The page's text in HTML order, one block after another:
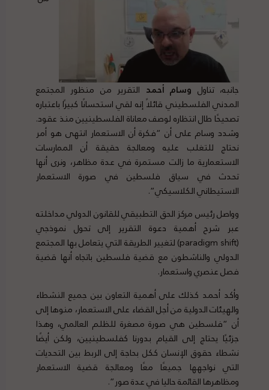
جانبه، تناول وسام أحمد التقرير من منظور المجتمع
المدني الفلسطيني قائلاً إنه لقي استحسانًا كبيرًا باعتباره
تصحيحًا طال انتظاره لوصف معاناة الفلسطينيين منذ عقود.
وشدد وسام على أن “فكرة أن الاستعمار انتهى هو أمر
نحتاج للتغلب عليه ومعالجة حقيقة أن الممارسات
الاستعمارية ما زالت مستمرة في عدة مظاهر، ونرى أنها
تحدث في سياق فلسطين في صورة الاستعمار
الاستيطاني الكلاسيكي”.
وواصل رئيس مركز الحق التطبيقي للقانون الدولي مداخلته
عبر شرح أهمية دعوة التقرير إلى تحول نموذجي
(paradigm shift) لتغيير الطريقة التي يتعامل بها المجتمع
الدولي والناشطون مع قضية فلسطين باتجاه أنها قضية
فصل عنصري واستعمار.
وأكد أحمد كذلك على أهمية التعاون بين جميع النشطاء
والهيئات الدولية من أجل القضاء على الاستعمار، منوها إلى
أن “فلسطين هي صورة مصغرة للظلم العالمي، وهذا
جزئيًا يحتاج إلى القيام بدورنا كفلسطينيين، ولكن أيضًا
نشطاء حقوق الإنسان ككل بحاجة إلى الربط بين التحديات
التي نواجهها جميعًا معًا ومعالجة قضية الاستعمار
ومظاهرها القائمة حاليا في عدة صور”.